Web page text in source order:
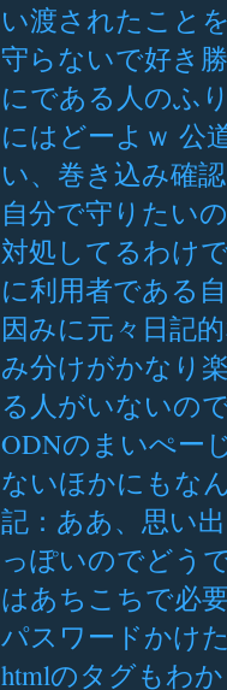
い渡されたこと
守らないで好き
にである人のふ
にはどーよｗ 公
い、巻き込み確
自分で守りたい
対処してるわけ
に利用者である
因みに元々日記
み分けがかなり
る人がいないの
ODNのまいぺー
ないほかにもな
記：ああ、思い
っぽいのでどう
はあちこちで必
パスワードかけ
htmlのタグもわ